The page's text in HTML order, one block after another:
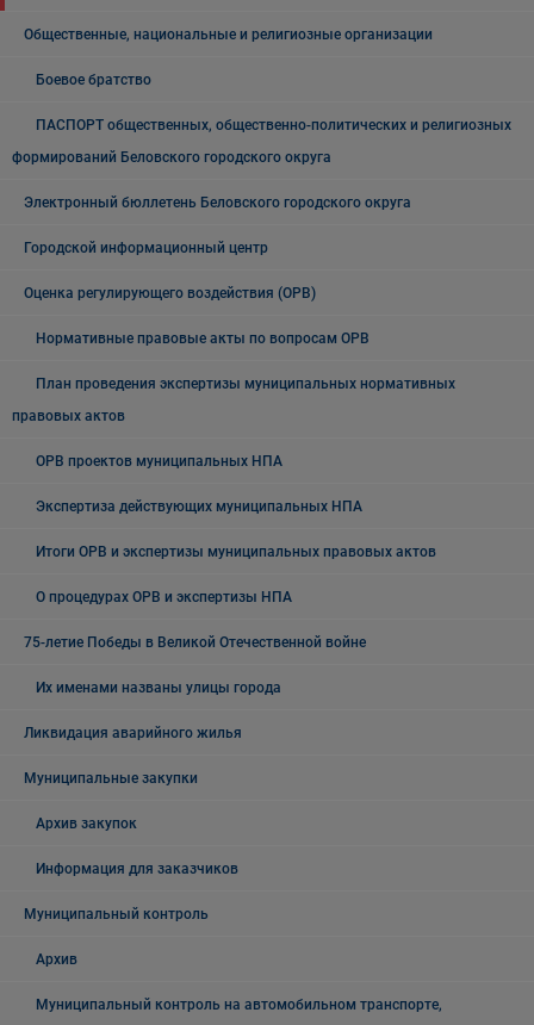
Общественные, национальные и религиозные организации
Боевое братство
ПАСПОРТ общественных, общественно-политических и религиозных
формирований Беловского городского округа
Электронный бюллетень Беловского городского округа
Городской информационный центр
Оценка регулирующего воздействия (ОРВ)
Нормативные правовые акты по вопросам ОРВ
План проведения экспертизы муниципальных нормативных
правовых актов
ОРВ проектов муниципальных НПА
Экспертиза действующих муниципальных НПА
Итоги ОРВ и экспертизы муниципальных правовых актов
О процедурах ОРВ и экспертизы НПА
75-летие Победы в Великой Отечественной войне
Их именами названы улицы города
Ликвидация аварийного жилья
Муниципальные закупки
Архив закупок
Информация для заказчиков
Муниципальный контроль
Архив
Муниципальный контроль на автомобильном транспорте,